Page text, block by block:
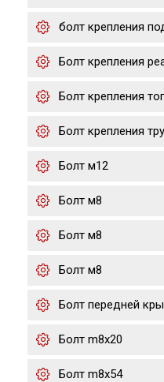
болт крепления
Болт крепления
Болт крепления
Болт крепления
Болт м12
Болт м8
Болт м8
Болт м8
Болт передней
Болт m8x20
Болт m8x54